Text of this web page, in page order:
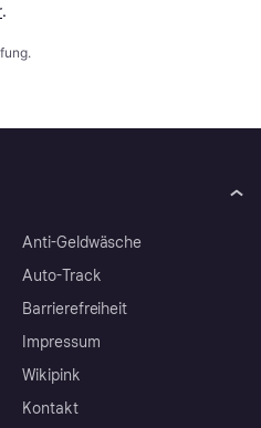
.
Anti-Geldwäsche
Auto-Track
Barrierefreiheit
Impressum
Wikipink
Kontakt